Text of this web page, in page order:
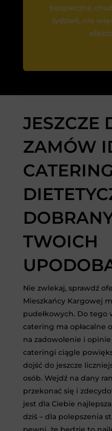
bezpieczne
tydzień, nie
JESZCZE
ZAMÓW
CATERING
TWOICH
Nie zwlekaj, sprawdź
Mieszkańcy Kargowej
pudełkowych. Do tego
catering ma opłacalne
na zadowolenie i
cateringi ciągle
dojść do jeszcze
osób. Wejdź na dany
przekonać się i
jest dla Ciebie
dziś – dla polepszenia